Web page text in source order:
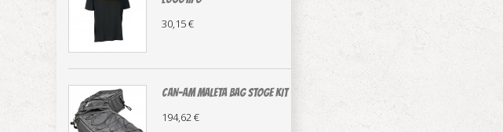
30,15 €
CAN-AM MALETA BAG STOGE KIT
194,62 €